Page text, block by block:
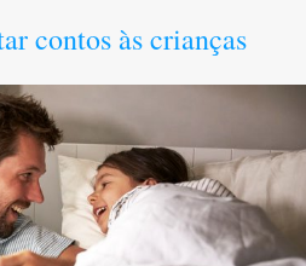
contos às crianças